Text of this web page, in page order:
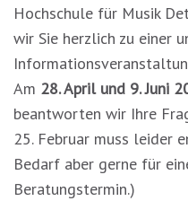
Hochschule für Musik
wir Sie herzlich zu einer
Am 28. April und 9. Juni
beantworten wir Ihre
25. Februar muss leider
Bedarf aber gerne für
Beratungstermin.)